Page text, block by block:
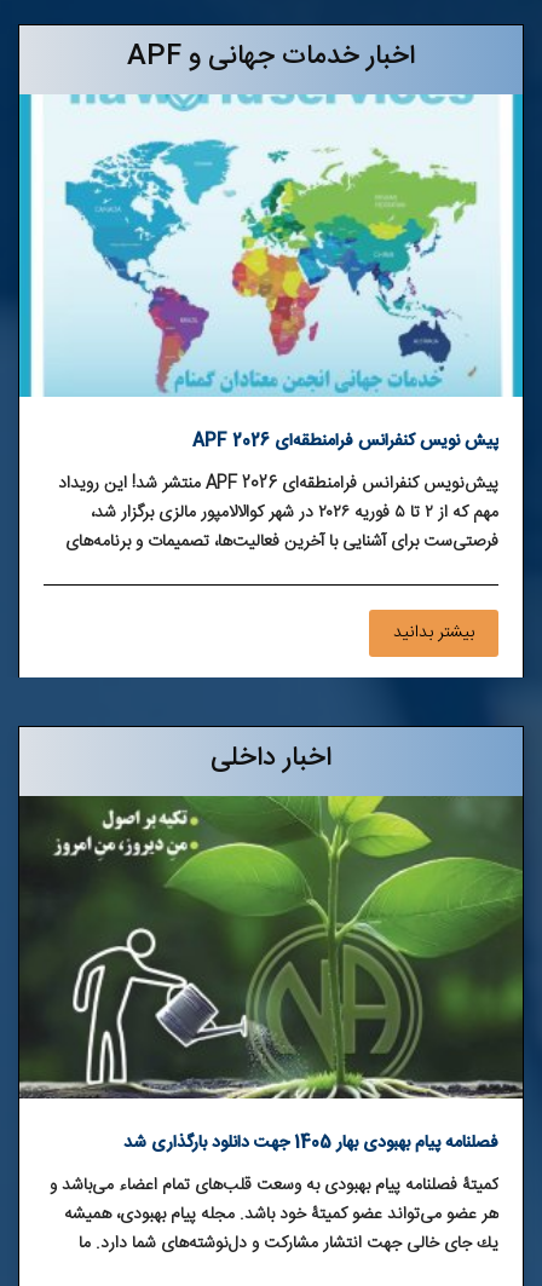
اخبار خدمات جهانی و APF
پیش نویس کنفرانس فرا‌منطقه‌ای APF 2026
پیش‌نویس کنفرانس فرا‌منطقه‌ای APF 2026 منتشر شد! این رویداد
مهم که از ۲ تا ۵ فوریه ۲۰۲۶ در شهر کوالالامپور مالزی برگزار شد،
فرصتی‌ست برای آشنایی با آخرین فعالیت‌ها، تصمیمات و برنامه‌های
بیشتر بدانید
اخبار داخلی
فصلنامه پیام بهبودی بهار 1405 جهت دانلود بارگذاری شد
کمیتۀ فصلنامه پیام بهبودی به وسعت قلب‌های تمام اعضاء می‌باشد و
هر عضو می‌تواند عضو کمیتۀ خود باشد. مجله پيام بهبودی، هميشه
يك جای خالی جهت انتشار مشاركت و دل‌نوشته‌های شما دارد. ما